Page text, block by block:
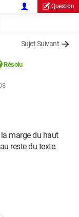
Question
Sujet Suivant
Résolu
marge du haut
reste du texte.